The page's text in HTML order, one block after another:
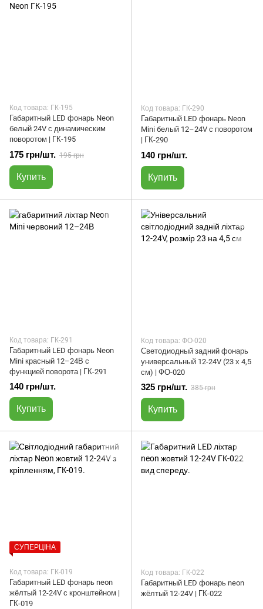
Код товара: ГК-195
Габаритный LED фонарь Neon
белый 24V с динамическим
поворотом | ГК-195
175 грн/шт. 195 грн
Купить
Код товара: ГК-290
Габаритный LED фонарь Neon
Mini белый 12–24V с поворотом
| ГК-290
140 грн/шт.
Купить
Код товара: ГК-291
Габаритный LED фонарь Neon
Mini красный 12–24В с
функцией поворота | ГК-291
140 грн/шт.
Купить
Код товара: ФО-020
Светодиодный задний фонарь
универсальный 12-24V (23 х 4,5
см) | ФО-020
325 грн/шт. 385 грн
Купить
СУПЕРЦІНА
Код товара: ГК-019
Габаритный LED фонарь neon
жёлтый 12-24V с кронштейном |
ГК-019
Код товара: ГК-022
Габаритный LED фонарь neon
жёлтый 12-24V | ГК-022